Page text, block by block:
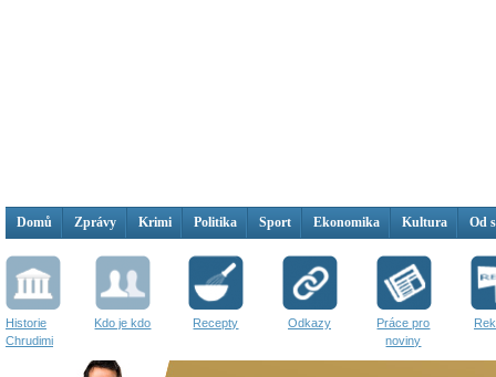
Domů Zprávy Krimi Politika Sport Ekonomika Kultura Od
Historie
Chrudimi
Kdo je kdo Recepty Odkazy
Práce pro
noviny